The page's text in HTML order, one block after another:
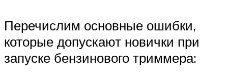
Перечислим основные ошибки,
которые допускают новички при
запуске бензинового триммера: